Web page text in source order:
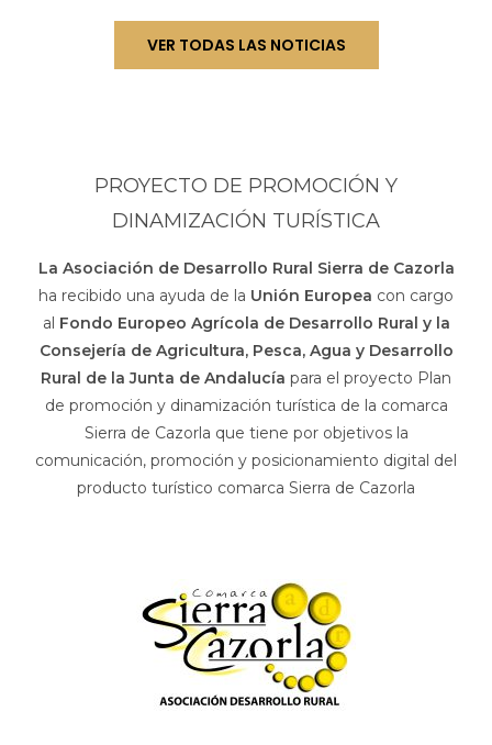
VER TODAS LAS NOTICIAS
PROYECTO DE PROMOCIÓN Y
DINAMIZACIÓN TURÍSTICA
La Asociación de Desarrollo Rural Sierra de Cazorla
ha recibido una ayuda de la Unión Europea con cargo
al Fondo Europeo Agrícola de Desarrollo Rural y la
Consejería de Agricultura, Pesca, Agua y Desarrollo
Rural de la Junta de Andalucía para el proyecto Plan
de promoción y dinamización turística de la comarca
Sierra de Cazorla que tiene por objetivos la
comunicación, promoción y posicionamiento digital del
producto turístico comarca Sierra de Cazorla